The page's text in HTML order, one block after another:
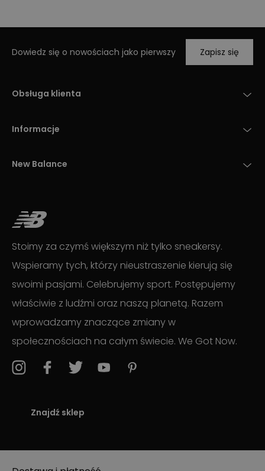
Dowiedz się o nowościach jako pierwszy Zapisz się
Obsługa klienta
Informacje
New Balance
Stoimy za czymś większym niż tylko sneakersy.
Wspieramy tych, którzy nieustraszenie kierują się
swoimi pasjami. Celebrujemy sport. Postępujemy
właściwie z ludźmi oraz naszą planetą. Razem
wprowadzamy znaczące zmiany w
społecznościach na całym świecie. We Got Now.
Znajdź sklep